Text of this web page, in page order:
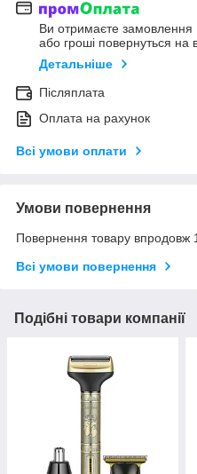
Ви отримаєте замовлення
або гроші повернуться на
Детальніше
Післяплата
Оплата на рахунок
Всі умови оплати
Умови повернення
Повернення товару впродовж
Всі умови повернення
Подібні товари компанії